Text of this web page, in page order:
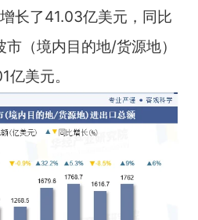
长了41.03亿美元，同比
（境内目的地/货源地）
美元。